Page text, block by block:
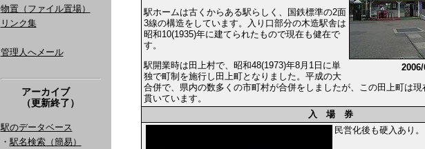
物置（ファイル置場）
リンク集
管理人へメール
アーカイブ
（更新終了）
駅のデータベース
・ 駅名検索（簡易）
駅ホームは古くからある駅らしく、国鉄標準の2面
3線の構造をしています。入り口部分の木造駅舎は
昭和10(1935)年に建てられたもので現在も健在で
す。
駅開業時は田上村で、昭和48(1973)年8月1日に単
独で町制を施行し田上町となりました。平成の大
合併で、県内の数多くの市町村が合併をしましたが、この田上町は
貫いています。
入 場 券
民営化後も硬入あり。